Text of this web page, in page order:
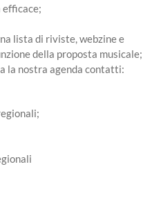
efficace;
lista di riviste, webzine e
della proposta musicale;
nostra agenda contatti: